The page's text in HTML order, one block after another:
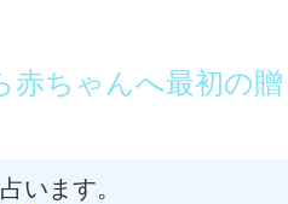
赤ちゃんへ最初の贈
います。